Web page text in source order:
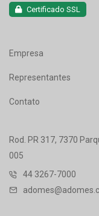
Certificado SSL
Empresa
Representantes
Contato
Rod. PR 317, 7370
005
44 3267-7000